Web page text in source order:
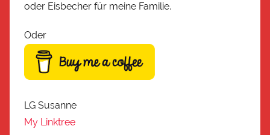
oder Eisbecher für meine Familie.
Oder
LG Susanne
My Linktree